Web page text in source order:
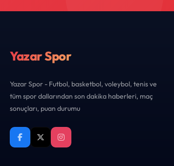
Yazar Spor
Yazar Spor - Futbol, basketbol, voleybol, tenis ve
tüm spor dallarından son dakika haberleri, maç
sonuçları, puan durumu